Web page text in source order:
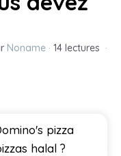
Noname · 14 lectures ·
pizza
halal ?